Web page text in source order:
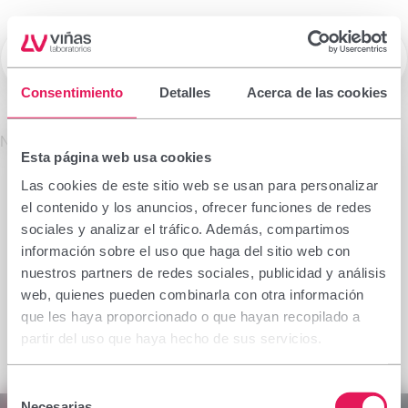
Consentimiento Detalles Acerca de las cookies
Esta página web usa cookies
Las cookies de este sitio web se usan para personalizar
el contenido y los anuncios, ofrecer funciones de redes
sociales y analizar el tráfico. Además, compartimos
información sobre el uso que haga del sitio web con
nuestros partners de redes sociales, publicidad y análisis
web, quienes pueden combinarla con otra información
que les haya proporcionado o que hayan recopilado a
partir del uso que haya hecho de sus servicios.
Laboratorios Viñas
No se encontró el producto solicitado.
Important notice
The information contained in this section is
intended only for the health professional authorised
to prescribe or dispense medicinal products for
which specialised training is required for proper
interpretation. If you do not belong to this group,
please refrain from continuing.
I declare I am a health professional with prescribing
or dispensing capacity in Spain.